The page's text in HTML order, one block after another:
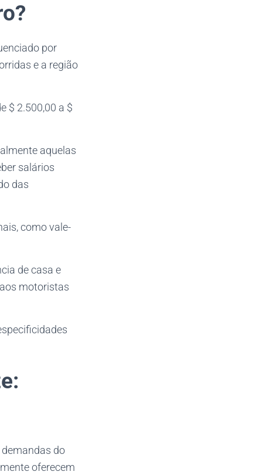
por
e a região
$ 2.500,00 a $
aquelas
salários
das
como vale-
de casa e
motoristas
do
oferecem